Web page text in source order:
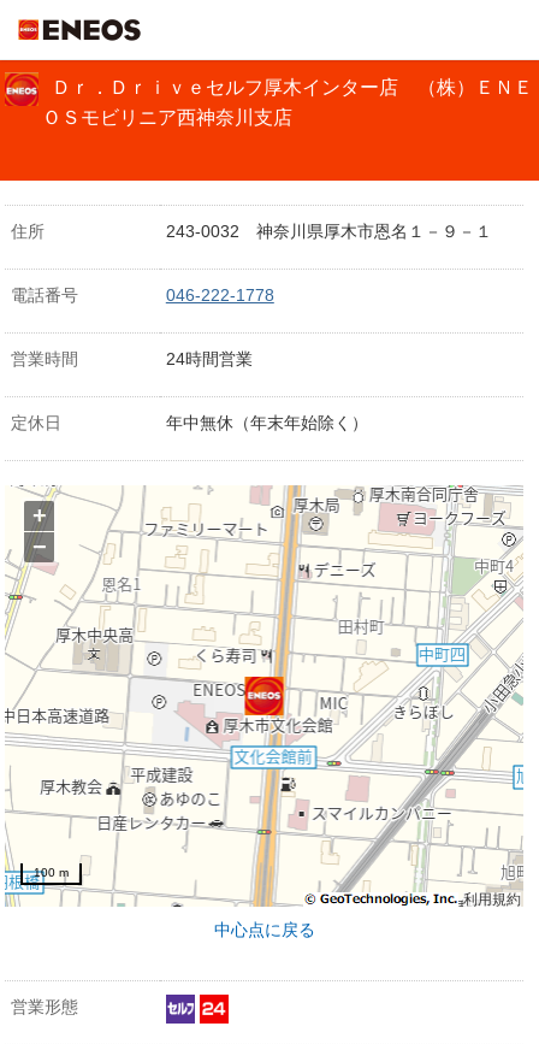
Ｄｒ．Ｄｒｉｖｅセルフ厚木インター店 （株）ＥＮＥ
ＯＳモビリニア西神奈川支店
住所 243-0032 神奈川県厚木市恩名１－９－１
電話番号 046-222-1778
営業時間 24時間営業
定休日 年中無休（年末年始除く）
利用規約
+
−
100 m
中心点に戻る
営業形態